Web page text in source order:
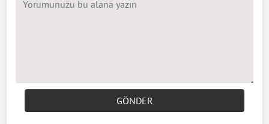
GÖNDER